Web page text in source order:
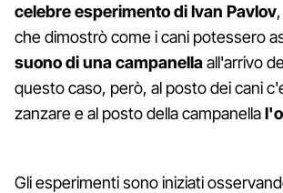
celebre esperimento di Ivan Pavlov
che dimostrò come i cani potessero
suono di una campanellaall'arrivo
questo caso, però, al posto dei cani
zanzare e al posto della campanella
Gli esperimenti sono iniziati